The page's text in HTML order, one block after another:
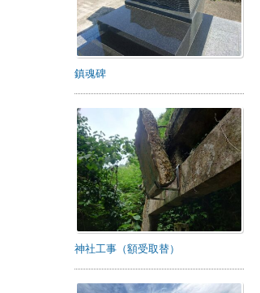
鎮魂碑
神社工事（額受取替）